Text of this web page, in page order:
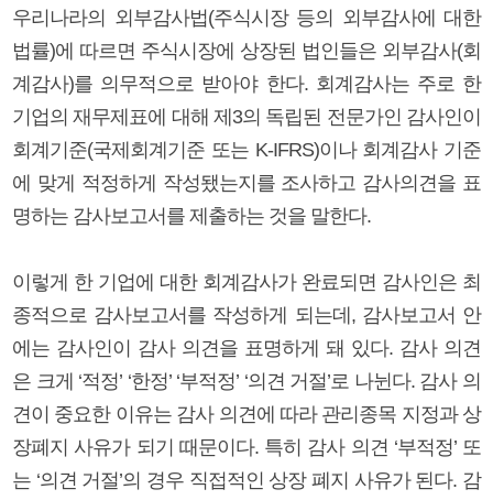
우리나라의 외부감사법(주식시장 등의 외부감사에 대한
법률)에 따르면 주식시장에 상장된 법인들은 외부감사(회
계감사)를 의무적으로 받아야 한다. 회계감사는 주로 한
기업의 재무제표에 대해 제3의 독립된 전문가인 감사인이
회계기준(국제회계기준 또는 K-IFRS)이나 회계감사 기준
에 맞게 적정하게 작성됐는지를 조사하고 감사의견을 표
명하는 감사보고서를 제출하는 것을 말한다.
이렇게 한 기업에 대한 회계감사가 완료되면 감사인은 최
종적으로 감사보고서를 작성하게 되는데, 감사보고서 안
에는 감사인이 감사 의견을 표명하게 돼 있다. 감사 의견
은 크게 ‘적정’ ‘한정’ ‘부적정’ ‘의견 거절’로 나뉜다. 감사 의
견이 중요한 이유는 감사 의견에 따라 관리종목 지정과 상
장폐지 사유가 되기 때문이다. 특히 감사 의견 ‘부적정’ 또
는 ‘의견 거절’의 경우 직접적인 상장 폐지 사유가 된다. 감